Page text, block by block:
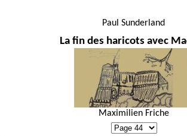
Paul Sunderland
La fin des haricots avec
Maximilien Friche